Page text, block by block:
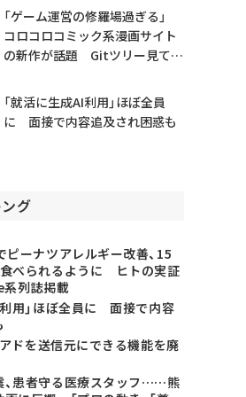
「ゲーム運営の修羅場過ぎる」
コロコロコミック系漫画サイト
の新作が話題 Gitツリー見てガ
「就活に生成AI利用」ほぼ全員
に 面接で内容追及され困惑も
グ
ピーナツアレルギー改善、15
べられるように ヒトの実証
列誌掲載
用」ほぼ全員に 面接で内容
ドを送信元にできる機能を廃
、患者守る医療スタッフ……熊